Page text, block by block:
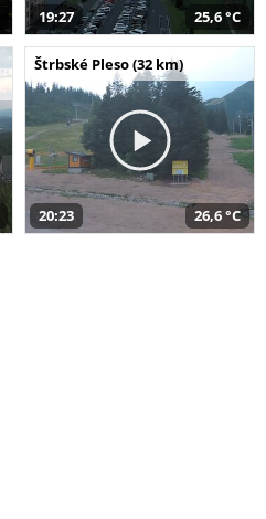
19:27 25,6 °C
Štrbské Pleso (32 km)
20:23 26,6 °C